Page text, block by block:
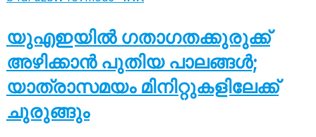
യുഎഇയിൽ ഗതാഗതക്കുരുക്ക്
അഴിക്കാൻ പുതിയ പാലങ്ങൾ;
യാത്രാസമയം മിനിറ്റുകളിലേക്ക്
ചുരുങ്ങും